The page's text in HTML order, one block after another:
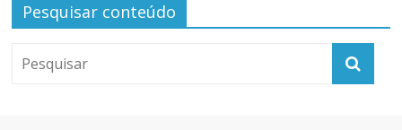
Pesquisar conteúdo